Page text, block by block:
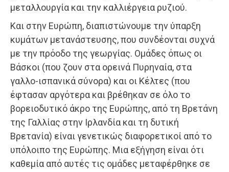
μεταλλουργία και την καλλιέργεια ρυζιού.
Και στην Ευρώπη, διαπιστώνουμε την ύπαρξη
κυμάτων μετανάστευσης, που συνδέονται συχνά
με την πρόοδο της γεωργίας. Ομάδες όπως οι
Βάσκοι (που ζουν στα ορεινά Πυρηναία, στα
γαλλο-ισπανικά σύνορα) και οι Κέλτες (που
έφτασαν αργότερα και βρέθηκαν σε όλο το
βορειοδυτικό άκρο της Ευρώπης, από τη Βρετάνη
της Γαλλίας στην Ιρλανδία και τη δυτική
Βρετανία) είναι γενετικώς διαφορετικοί από το
υπόλοιπο της Ευρώπης. Μια εξήγηση είναι ότι
καθεμία από αυτές τις ομάδες μεταφέρθηκε σε